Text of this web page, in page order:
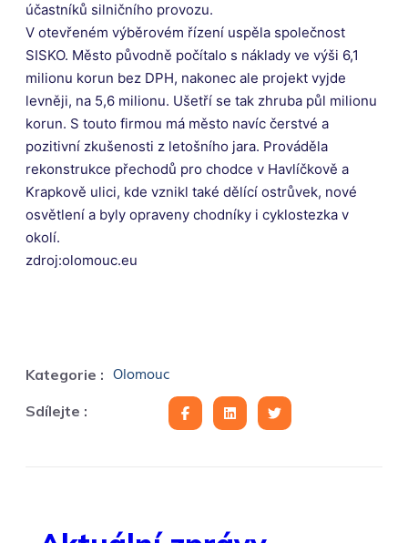
účastníků silničního provozu.
V otevřeném výběrovém řízení uspěla společnost
SISKO. Město původně počítalo s náklady ve výši 6,1
milionu korun bez DPH, nakonec ale projekt vyjde
levněji, na 5,6 milionu. Ušetří se tak zhruba půl milionu
korun. S touto firmou má město navíc čerstvé a
pozitivní zkušenosti z letošního jara. Prováděla
rekonstrukce přechodů pro chodce v Havlíčkově a
Krapkově ulici, kde vznikl také dělící ostrůvek, nové
osvětlení a byly opraveny chodníky i cyklostezka v
okolí.
zdroj:olomouc.eu
Kategorie : Olomouc
Sdílejte :